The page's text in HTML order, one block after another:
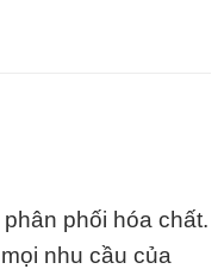
phối hóa chất.
nhu cầu của